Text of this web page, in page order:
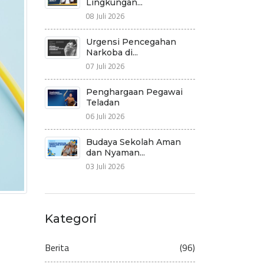
Lingkungan...
08 Juli 2026
Urgensi Pencegahan
Narkoba di...
07 Juli 2026
Penghargaan Pegawai
Teladan
06 Juli 2026
Budaya Sekolah Aman
dan Nyaman...
03 Juli 2026
Kategori
Berita (96)